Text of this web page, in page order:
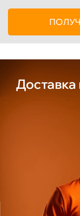
Доставка